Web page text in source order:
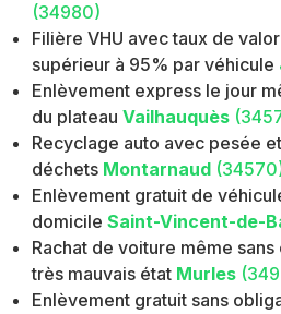
(34980)
Filière VHU avec taux de
supérieur à 95% par véhicule
Enlèvement express le jour
du plateau Vailhauquès
Recyclage auto avec pesée
déchets Montarnaud
Enlèvement gratuit de
domicile Saint-Vincent-de-
Rachat de voiture même
très mauvais état Murles
Enlèvement gratuit sans